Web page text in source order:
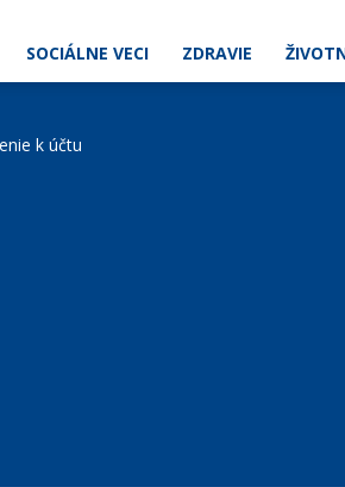
SOCIÁLNE VECI ZDRAVIE
k účtu